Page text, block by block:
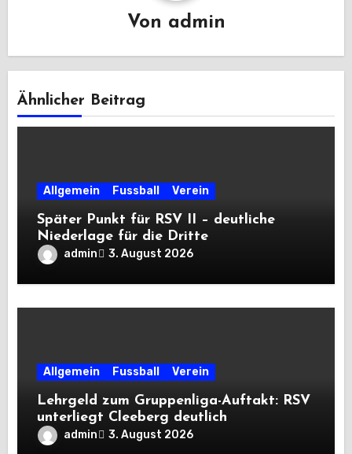
Von admin
Ähnlicher Beitrag
Allgemein Fussball Verein
Später Punkt für RSV II – deutliche
Niederlage für die Dritte
admin 3. August 2026
Allgemein Fussball Verein
Lehrgeld zum Gruppenliga-Auftakt: RSV
unterliegt Cleeberg deutlich
admin 3. August 2026